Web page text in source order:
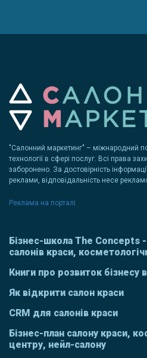
"Салонний маркетинг" – міжнародний
технології в сфері послуг. Всі права
заборонено. За достовірність
реклами, відповідальність несе
Реклама на порталі
Бізнес-школа The Concepts
салонів краси,
Книги про розвиток бізнесу
Як відкрити салон краси
CRM для салонів краси
Бізнес-план салону краси,
центру, нейл-салону